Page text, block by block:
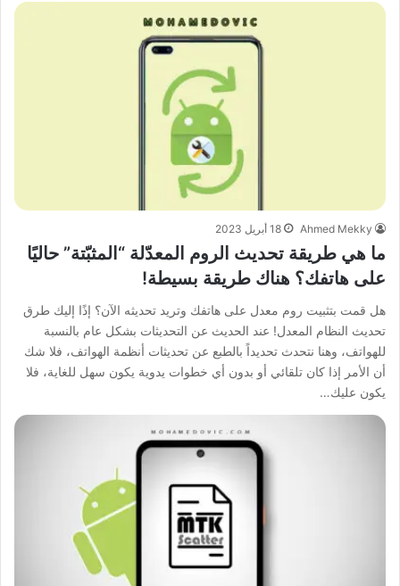
Ahmed Mekky 18 أبريل 2023
ما هي طريقة تحديث الروم المعدّلة “المثبّتة” حاليًا
على هاتفك؟ هناك طريقة بسيطة!
هل قمت بتثبيت روم معدل على هاتفك وتريد تحديثه الآن؟ إذًا إليك طرق
تحديث النظام المعدل! عند الحديث عن التحديثات بشكل عام بالنسبة
للهواتف، وهنا نتحدث تحديداً بالطبع عن تحديثات أنظمة الهواتف، فلا شك
أن الأمر إذا كان تلقائي أو بدون أي خطوات يدوية يكون سهل للغاية، فلا
يكون عليك…